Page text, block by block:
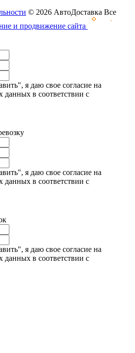
© 2026 АвтоДоставка Все
и продвижение сайта
я даю свое согласие на
данных в соответствии с
я даю свое согласие на
данных в соответствии с
я даю свое согласие на
данных в соответствии с